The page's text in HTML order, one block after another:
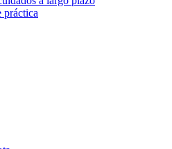
práctica